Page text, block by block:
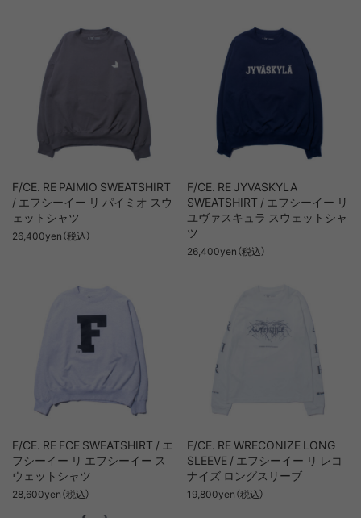
F/CE. RE PAIMIO SWEATSHIRT
/ エフシーイー リ パイミオ スウ
ェットシャツ
26,400yen（税込）
F/CE. RE JYVASKYLA
SWEATSHIRT / エフシーイー リ
ユヴァスキュラ スウェットシャ
ツ
26,400yen（税込）
F/CE. RE FCE SWEATSHIRT / エ
フシーイー リ エフシーイー ス
ウェットシャツ
28,600yen（税込）
F/CE. RE WRECONIZE LONG
SLEEVE / エフシーイー リ レコ
ナイズ ロングスリーブ
19,800yen（税込）